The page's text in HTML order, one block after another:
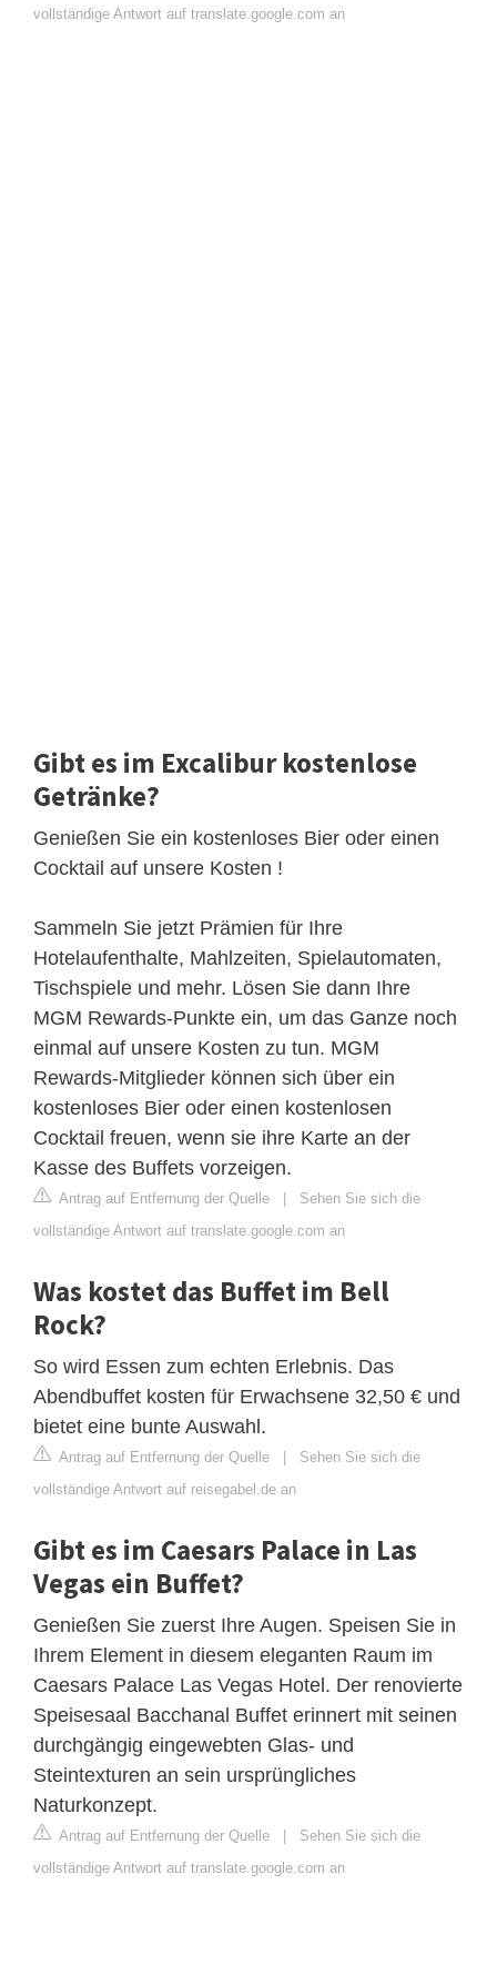
vollständige Antwort auf translate.google.com an
Gibt es im Excalibur kostenlose
Getränke?
Genießen Sie ein kostenloses Bier oder einen
Cocktail auf unsere Kosten !
Sammeln Sie jetzt Prämien für Ihre
Hotelaufenthalte, Mahlzeiten, Spielautomaten,
Tischspiele und mehr. Lösen Sie dann Ihre
MGM Rewards-Punkte ein, um das Ganze noch
einmal auf unsere Kosten zu tun. MGM
Rewards-Mitglieder können sich über ein
kostenloses Bier oder einen kostenlosen
Cocktail freuen, wenn sie ihre Karte an der
Kasse des Buffets vorzeigen.
Antrag auf Entfernung der Quelle | Sehen Sie sich die
vollständige Antwort auf translate.google.com an
Was kostet das Buffet im Bell
Rock?
So wird Essen zum echten Erlebnis. Das
Abendbuffet kosten für Erwachsene 32,50 € und
bietet eine bunte Auswahl.
Antrag auf Entfernung der Quelle | Sehen Sie sich die
vollständige Antwort auf reisegabel.de an
Gibt es im Caesars Palace in Las
Vegas ein Buffet?
Genießen Sie zuerst Ihre Augen. Speisen Sie in
Ihrem Element in diesem eleganten Raum im
Caesars Palace Las Vegas Hotel. Der renovierte
Speisesaal Bacchanal Buffet erinnert mit seinen
durchgängig eingewebten Glas- und
Steintexturen an sein ursprüngliches
Naturkonzept.
Antrag auf Entfernung der Quelle | Sehen Sie sich die
vollständige Antwort auf translate.google.com an